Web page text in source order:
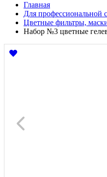
Главная
Для профессиональной
Цветные фильтры,
Набор №3 цветные